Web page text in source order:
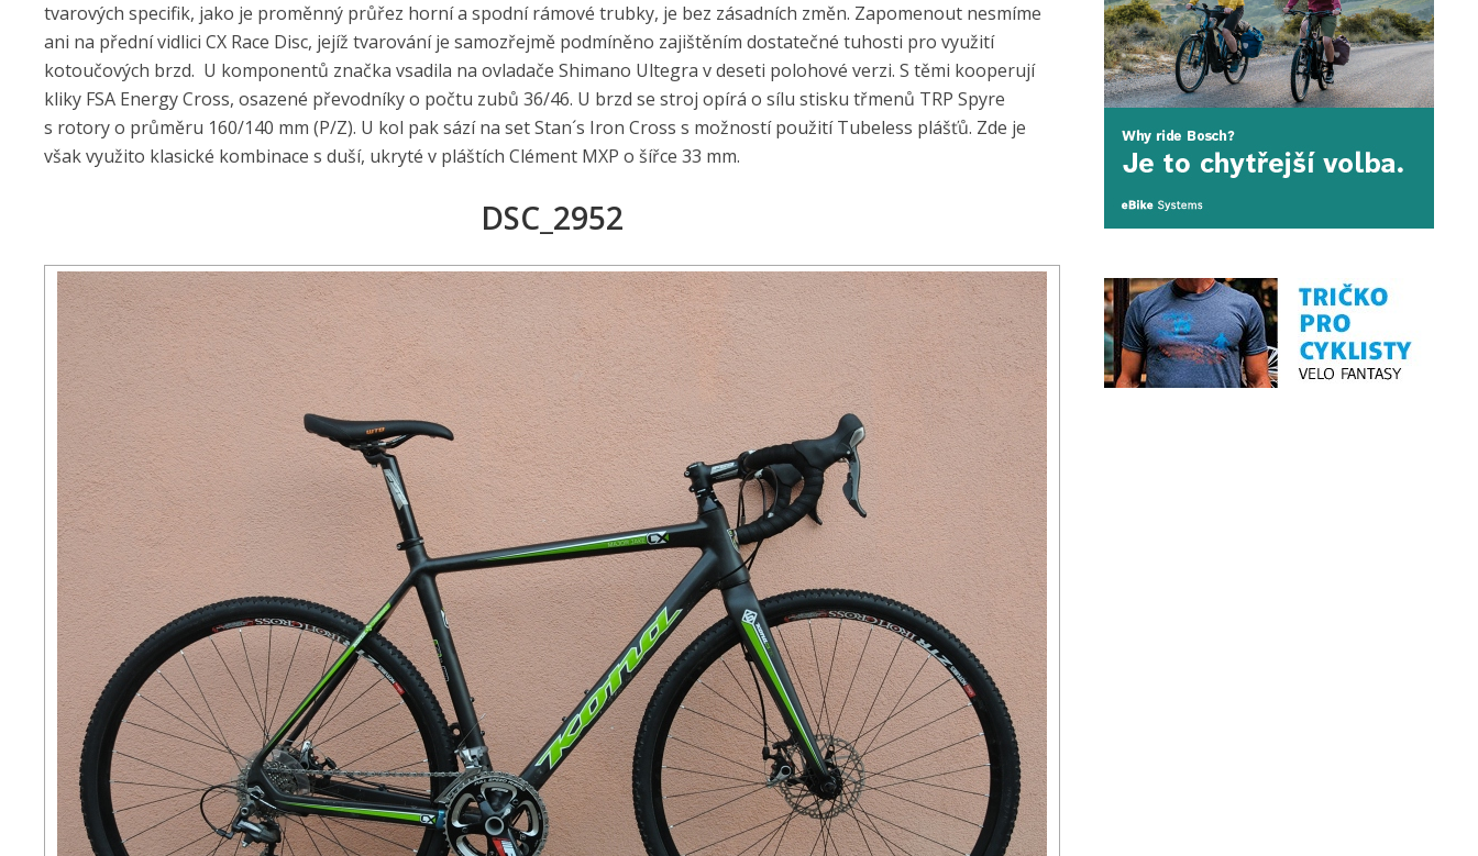
tvarových specifik, jako je proměnný průřez horní a spodní rámové trubky, je bez zásadních změn. Zapomenout nesmíme
ani na přední vidlici CX Race Disc, jejíž tvarování je samozřejmě podmíněno zajištěním dostatečné tuhosti pro využití
kotoučových brzd. U komponentů značka vsadila na ovladače Shimano Ultegra v deseti polohové verzi. S těmi kooperují
kliky FSA Energy Cross, osazené převodníky o počtu zubů 36/46. U brzd se stroj opírá o sílu stisku třmenů TRP Spyre
s rotory o průměru 160/140 mm (P/Z). U kol pak sází na set Stan´s Iron Cross s možností použití Tubeless plášťů. Zde je
však využito klasické kombinace s duší, ukryté v pláštích Clément MXP o šířce 33 mm.
DSC_2952